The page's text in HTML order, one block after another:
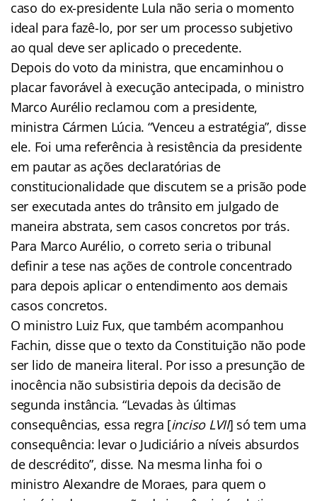
caso do ex-presidente Lula não seria o momento
ideal para fazê-lo, por ser um processo subjetivo
ao qual deve ser aplicado o precedente.
Depois do voto da ministra, que encaminhou o
placar favorável à execução antecipada, o ministro
Marco Aurélio reclamou com a presidente,
ministra Cármen Lúcia. “Venceu a estratégia”, disse
ele. Foi uma referência à resistência da presidente
em pautar as ações declaratórias de
constitucionalidade que discutem se a prisão pode
ser executada antes do trânsito em julgado de
maneira abstrata, sem casos concretos por trás.
Para Marco Aurélio, o correto seria o tribunal
definir a tese nas ações de controle concentrado
para depois aplicar o entendimento aos demais
casos concretos.
O ministro Luiz Fux, que também acompanhou
Fachin, disse que o texto da Constituição não pode
ser lido de maneira literal. Por isso a presunção de
inocência não subsistiria depois da decisão de
segunda instância. “Levadas às últimas
consequências, essa regra [inciso LVII] só tem uma
consequência: levar o Judiciário a níveis absurdos
de descrédito”, disse. Na mesma linha foi o
ministro Alexandre de Moraes, para quem o